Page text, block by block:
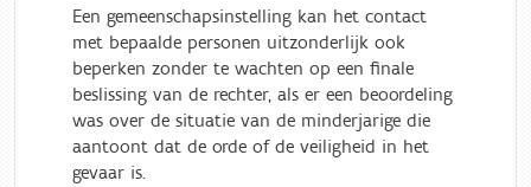
Een gemeenschapsinstelling kan het contact
met bepaalde personen uitzonderlijk ook
beperken zonder te wachten op een finale
beslissing van de rechter, als er een beoordeling
was over de situatie van de minderjarige die
aantoont dat de orde of de veiligheid in het
gevaar is.